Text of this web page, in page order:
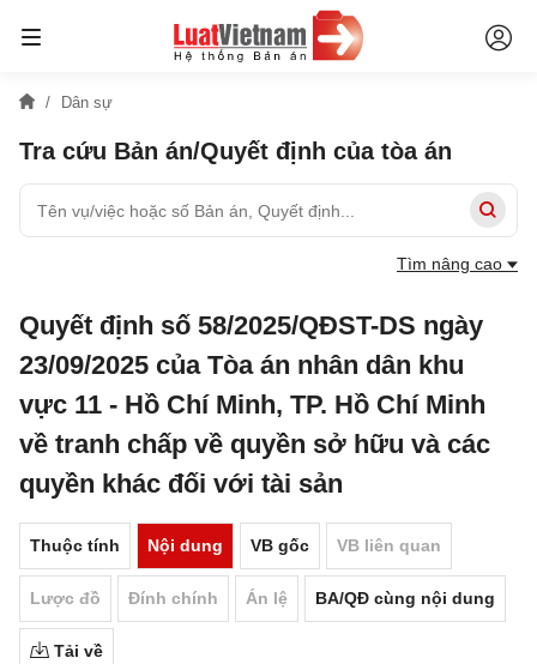
Dân sự
Tra cứu Bản án/Quyết định của tòa án
Tìm nâng cao
Quyết định số 58/2025/QĐST-DS ngày
23/09/2025 của Tòa án nhân dân khu
vực 11 - Hồ Chí Minh, TP. Hồ Chí Minh
về tranh chấp về quyền sở hữu và các
quyền khác đối với tài sản
Thuộc tính Nội dung VB gốc VB liên quan
Lược đồ Đính chính Án lệ BA/QĐ cùng nội dung
Tải về